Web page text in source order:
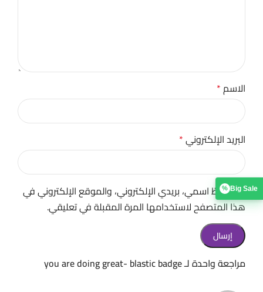
مراجعة واحدة لـyou are doing great- blastic badge
الاسم*
البريد الإلكتروني*
احفظ اسمي، بريدي الإلكتروني، والموقع الإلكتروني في
هذا المتصفح لاستخدامها المرة المقبلة في تعليقي.
% Big Sale